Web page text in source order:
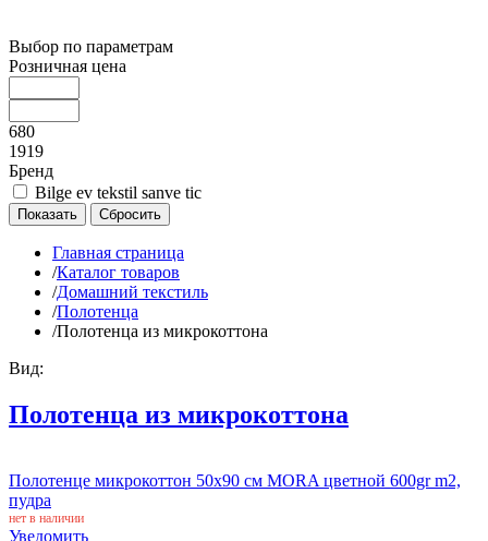
Выбор по параметрам
Розничная цена
680
1919
Бренд
Bilge ev tekstil sanve tic
Главная страница
/Каталог товаров
/Домашний текстиль
/Полотенца
/Полотенца из микрокоттона
Вид:
Полотенца из микрокоттона
Полотенце микрокоттон 50x90 см MORA цветной 600gr m2,
пудра
нет в наличии
Уведомить